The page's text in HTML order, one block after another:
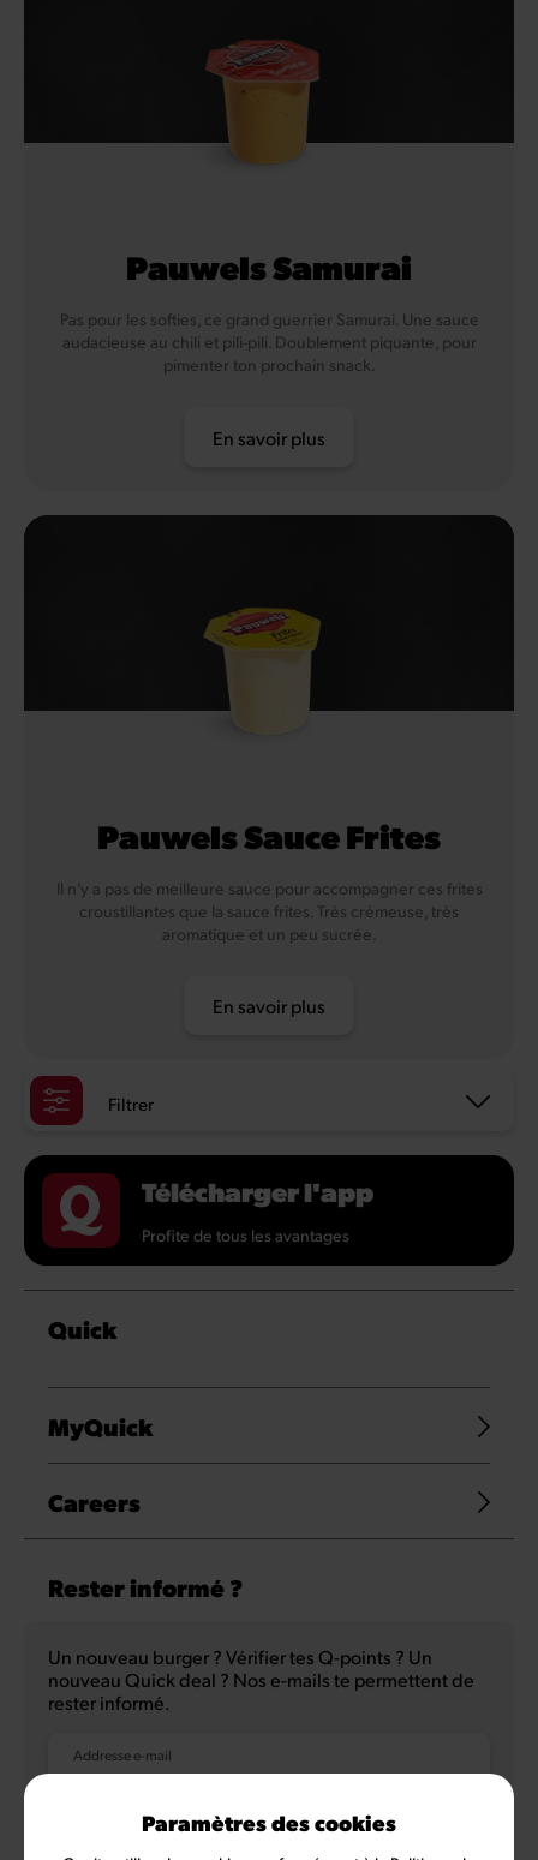
Pauwels Samurai
Pas pour les softies, ce grand guerrier Samurai. Une sauce
audacieuse au chili et pili-pili. Doublement piquante, pour
pimenter ton prochain snack.
En savoir plus
Pauwels Sauce Frites
Il n’y a pas de meilleure sauce pour accompagner ces frites
croustillantes que la sauce frites. Très crémeuse, très
aromatique et un peu sucrée.
En savoir plus
Filtrer
Télécharger l'app
Profite de tous les avantages
Quick
MyQuick
Careers
Rester informé ?
Un nouveau burger ? Vérifier tes Q-points ? Un
nouveau Quick deal ? Nos e-mails te permettent de
rester informé.
Addresse e-mail
Paramètres des cookies